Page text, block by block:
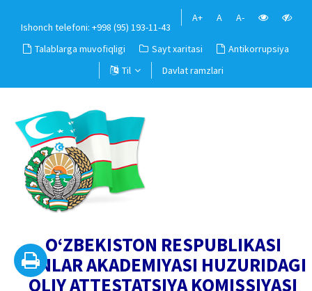
Ishonch telefoni: +998 (95) 193-11-43
A+ A A-
Talablarga muvofiqligi Sayt xaritasi
Antikorrupsiya
Til
Davlat ramzlari
O‘ZBEKISTON RESPUBLIKASI
FANLAR AKADEMIYASI HUZURIDAGI
OLIY ATTESTATSIYA KOMISSIYASI